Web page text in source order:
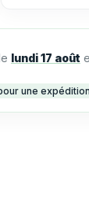
lundi 17 août
une